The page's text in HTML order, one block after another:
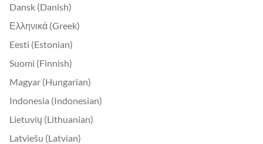
Dansk (Danish)
Ελληνικά (Greek)
Eesti (Estonian)
Suomi (Finnish)
Magyar (Hungarian)
Indonesia (Indonesian)
Lietuvių (Lithuanian)
Latviešu (Latvian)